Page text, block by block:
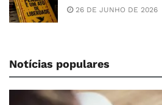
26 DE JUNHO DE 2026
Notícias populares